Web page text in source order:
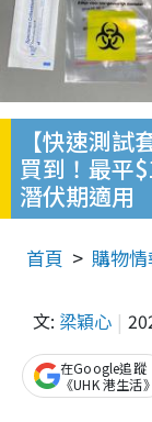
【快速測
買到！最平
潛伏期適用
首頁 購物情
文: 梁穎心
在Google追蹤
《UHK 港生活》